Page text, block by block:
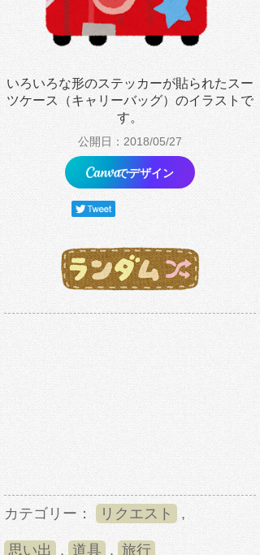
いろいろな形のステッカーが貼られたスー
ツケース（キャリーバッグ）のイラストで
す。
公開日：2018/05/27
でデザイン
カテゴリー： リクエスト ,
思い出 , 道具 , 旅行